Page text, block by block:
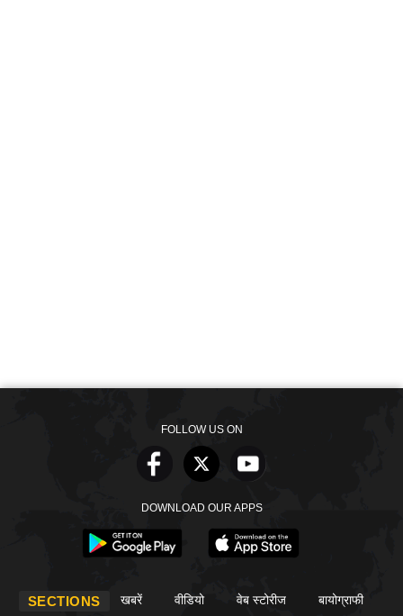
FOLLOW US ON
DOWNLOAD OUR APPS
SECTIONS खबरें वीडियो वेब स्टोरीज बायोग्राफी